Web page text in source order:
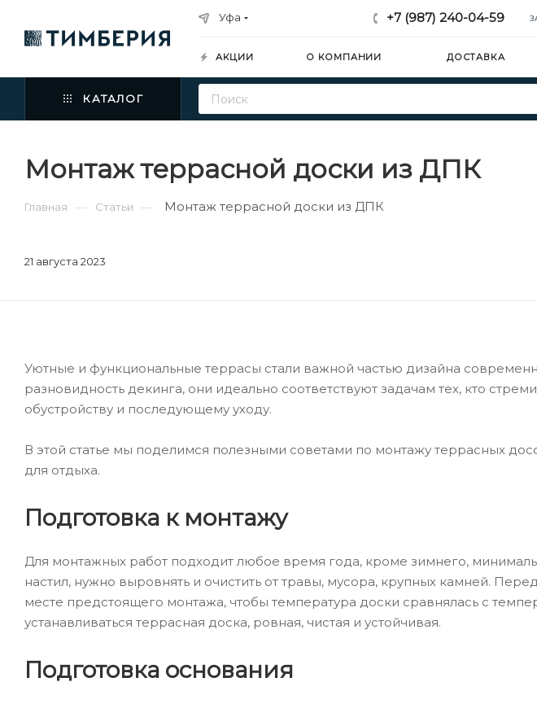
Уфа +7 (987) 240-04-59
АКЦИИ О КОМПАНИИ ДОСТАВКА
КАТАЛОГ
Монтаж террасной доски из ДПК
Главная — Статьи — Монтаж террасной доски из ДПК
21 августа 2023
Уютные и функциональные террасы стали важной частью дизайна
разновидность декинга, они идеально соответствуют задачам тех, кто
обустройству и последующему уходу.
В этой статье мы поделимся полезными советами по монтажу террасных
для отдыха.
Подготовка к монтажу
Для монтажных работ подходит любое время года, кроме зимнего,
настил, нужно выровнять и очистить от травы, мусора, крупных камней.
месте предстоящего монтажа, чтобы температура доски сравнялась с
устанавливаться террасная доска, ровная, чистая и устойчивая.
Подготовка основания